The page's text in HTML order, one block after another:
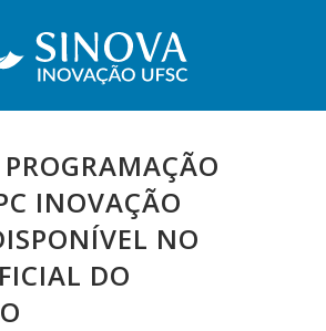
PROGRAMAÇÃO
INOVAÇÃO
NO
DO